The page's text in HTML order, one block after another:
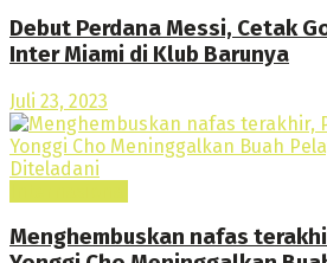
Debut Perdana Messi, Cetak
Inter Miami di Klub Barunya
Juli 23, 2023
Menghembuskan nafas